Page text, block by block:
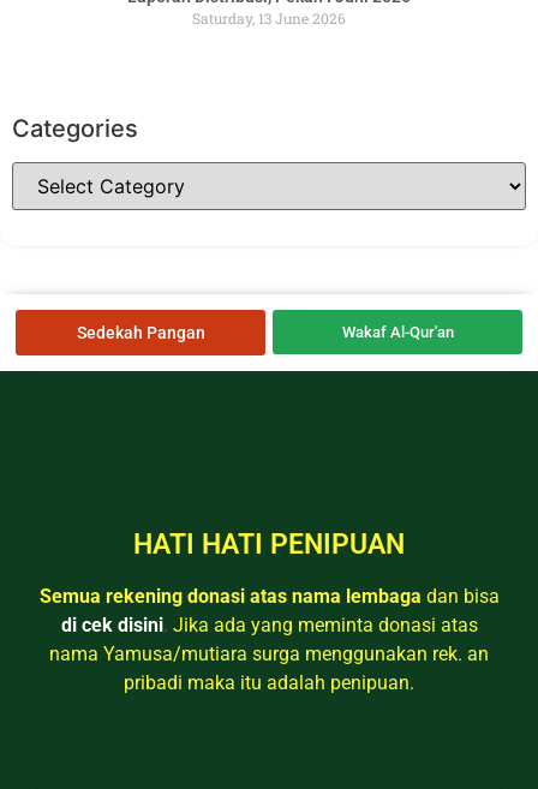
Saturday, 13 June 2026
Categories
Sedekah Pangan Wakaf Al-Qur'an
HATI HATI PENIPUAN
Semua rekening donasi atas nama lembaga dan bisa
di cek disini. Jika ada yang meminta donasi atas
nama Yamusa/mutiara surga menggunakan rek. an
pribadi maka itu adalah penipuan.